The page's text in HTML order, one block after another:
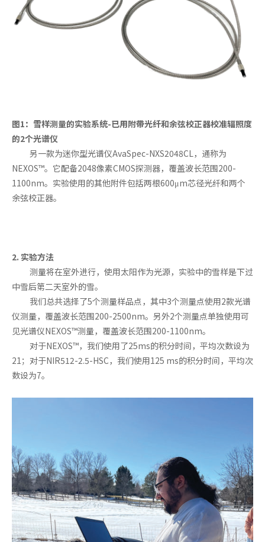
图1：雪样测量的实验系统-已用附带光纤和余弦校正器校准辐照度
的2个光谱仪
另一款为迷你型光谱仪AvaSpec-NXS2048CL，通称为
NEXOS™。它配备2048像素CMOS探测器，覆盖波长范围200-
1100nm。实验使用的其他附件包括两根600μm芯径光纤和两个
余弦校正器。
2. 实验方法
测量将在室外进行，使用太阳作为光源，实验中的雪样是下过
中雪后第二天室外的雪。
我们总共选择了5个测量样品点，其中3个测量点使用2款光谱
仪测量，覆盖波长范围200-2500nm。另外2个测量点单独使用可
见光谱仪NEXOS™测量，覆盖波长范围200-1100nm。
对于NEXOS™，我们使用了25ms的积分时间，平均次数设为
21；对于NIR512-2.5-HSC，我们使用125 ms的积分时间，平均次
数设为7。